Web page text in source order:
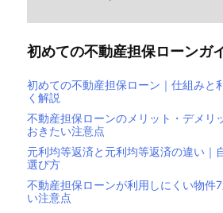
初めての不動産担保ローンガ
初めての不動産担保ローン｜仕組みと
く解説
不動産担保ローンのメリット・デメリ
おきたい注意点
元利均等返済と元利均等返済の違い｜
選び方
不動産担保ローンが利用しにくい物件
い注意点